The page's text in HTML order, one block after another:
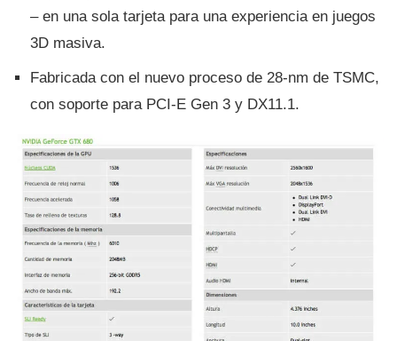
– en una sola tarjeta para una experiencia en juegos
3D masiva.
Fabricada con el nuevo proceso de 28-nm de TSMC,
con soporte para PCI-E Gen 3 y DX11.1.